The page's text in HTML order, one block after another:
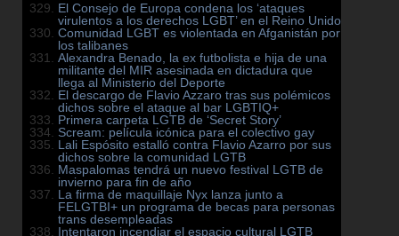
El Consejo de Europa condena los ‘ataques
virulentos a los derechos LGBT’ en el Reino Unido
Comunidad LGBT es violentada en Afganistán por
los talibanes
Alexandra Benado, la ex futbolista e hija de una
militante del MIR asesinada en dictadura que
llega al Ministerio del Deporte
El descargo de Flavio Azzaro tras sus polémicos
dichos sobre el ataque al bar LGBTIQ+
Primera carpeta LGTB de ‘Secret Story’
Scream: película icónica para el colectivo gay
Lali Espósito estalló contra Flavio Azarro por sus
dichos sobre la comunidad LGTB
Maspalomas tendrá un nuevo festival LGTB de
invierno para fin de año
La firma de maquillaje Nyx lanza junto a
FELGTBI+ un programa de becas para personas
trans desempleadas
Intentaron incendiar el espacio cultural LGTB